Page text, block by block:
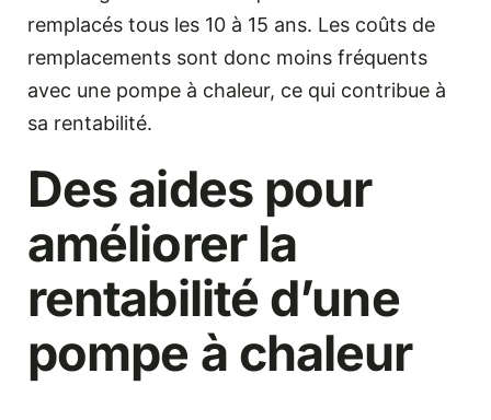
remplacés tous les 10 à 15 ans. Les coûts de
remplacements sont donc moins fréquents
avec une pompe à chaleur, ce qui contribue à
sa rentabilité.
Des aides pour
améliorer la
rentabilité d’une
pompe à chaleur